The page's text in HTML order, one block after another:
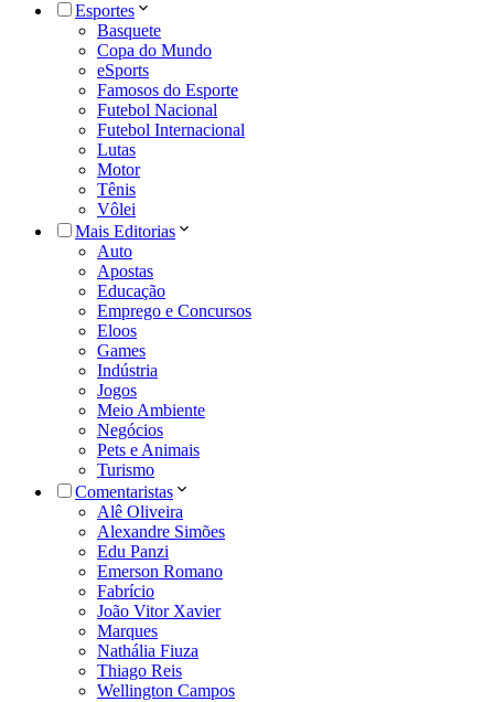
Esportes
Basquete
Copa do Mundo
eSports
Famosos do Esporte
Futebol Nacional
Futebol Internacional
Lutas
Motor
Tênis
Vôlei
Mais Editorias
Auto
Apostas
Educação
Emprego e Concursos
Eloos
Games
Indústria
Jogos
Meio Ambiente
Negócios
Pets e Animais
Turismo
Comentaristas
Alê Oliveira
Alexandre Simões
Edu Panzi
Emerson Romano
Fabrício
João Vitor Xavier
Marques
Nathália Fiuza
Thiago Reis
Wellington Campos